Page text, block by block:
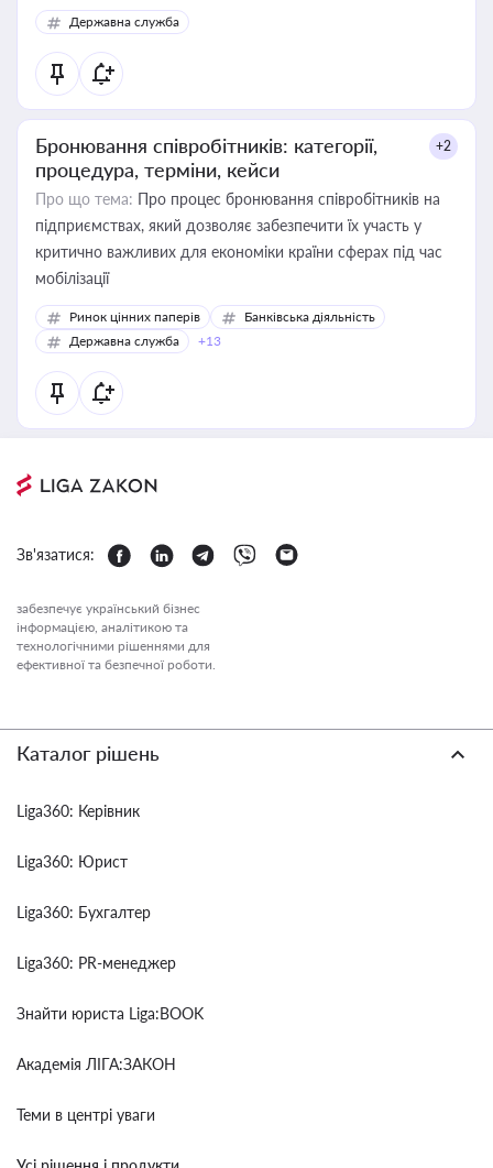
Державна служба
Бронювання співробітників: категорії,
процедура, терміни, кейси
+2
Про що тема: Про процес бронювання співробітників на
підприємствах, який дозволяє забезпечити їх участь у
критично важливих для економіки країни сферах під час
мобілізації
Ринок цінних паперів
Банківська діяльність
Державна служба
+13
Зв'язатися:
забезпечує український бізнес
інформацією, аналітикою та
технологічними рішеннями для
ефективної та безпечної роботи.
Каталог рішень
Liga360: Керівник
Liga360: Юрист
Liga360: Бухгалтер
Liga360: PR-менеджер
Знайти юриста Liga:BOOK
Академія ЛІГА:ЗАКОН
Теми в центрі уваги